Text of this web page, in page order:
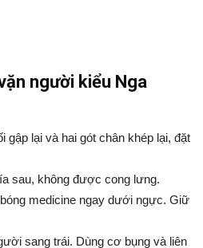
người kiểu Nga
gập lại và hai gót chân khép lại, đặt
sau, không được cong lưng.
medicine ngay dưới ngực. Giữ
sang trái. Dùng cơ bụng và liên